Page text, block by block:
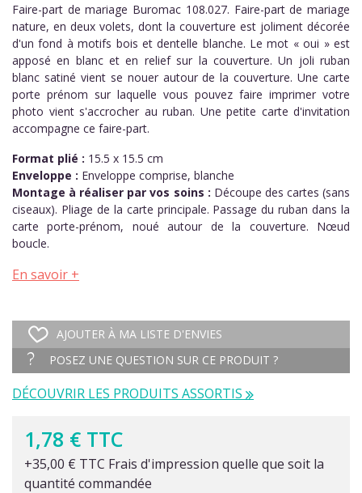
(7 avis)
Faire-part de mariage Buromac 108.027. Faire-part de mariage
nature, en deux volets, dont la couverture est joliment décorée
d'un fond à motifs bois et dentelle blanche. Le mot « oui » est
apposé en blanc et en relief sur la couverture. Un joli ruban
blanc satiné vient se nouer autour de la couverture. Une carte
porte prénom sur laquelle vous pouvez faire imprimer votre
photo vient s'accrocher au ruban. Une petite carte d'invitation
accompagne ce faire-part.
Format plié : 15.5 x 15.5 cm
Enveloppe : Enveloppe comprise, blanche
Montage à réaliser par vos soins : Découpe des cartes (sans
ciseaux). Pliage de la carte principale. Passage du ruban dans la
carte porte-prénom, noué autour de la couverture. Nœud
boucle.
En savoir +
AJOUTER À MA LISTE D'ENVIES
POSEZ UNE QUESTION SUR CE PRODUIT ?
DÉCOUVRIR LES PRODUITS ASSORTIS
1,78 € TTC
+35,00 € TTC Frais d'impression quelle que soit la
quantité commandée